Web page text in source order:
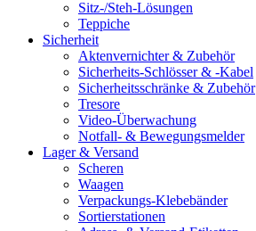
Sitz-/Steh-Lösungen
Teppiche
Sicherheit
Aktenvernichter & Zubehör
Sicherheits-Schlösser & -Kabel
Sicherheitsschränke & Zubehör
Tresore
Video-Überwachung
Notfall- & Bewegungsmelder
Lager & Versand
Scheren
Waagen
Verpackungs-Klebebänder
Sortierstationen